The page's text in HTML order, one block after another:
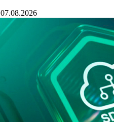
07.08.2026